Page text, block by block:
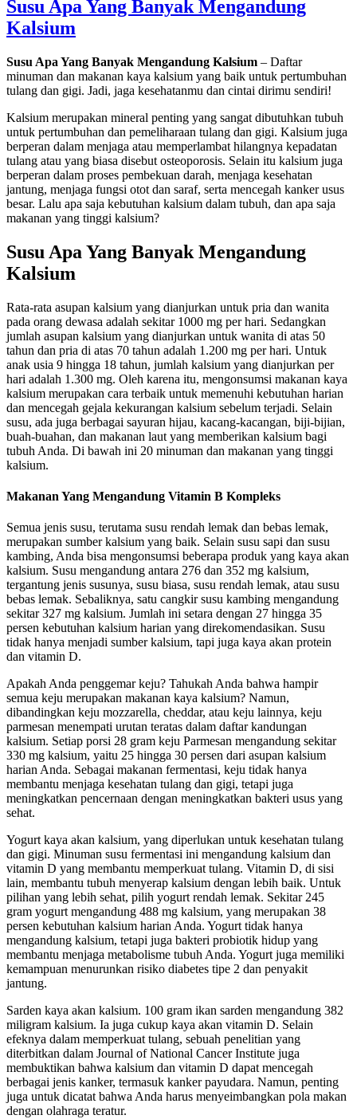
Susu Apa Yang Banyak Mengandung
Kalsium
Susu Apa Yang Banyak Mengandung Kalsium – Daftar
minuman dan makanan kaya kalsium yang baik untuk pertumbuhan
tulang dan gigi. Jadi, jaga kesehatanmu dan cintai dirimu sendiri!
Kalsium merupakan mineral penting yang sangat dibutuhkan tubuh
untuk pertumbuhan dan pemeliharaan tulang dan gigi. Kalsium juga
berperan dalam menjaga atau memperlambat hilangnya kepadatan
tulang atau yang biasa disebut osteoporosis. Selain itu kalsium juga
berperan dalam proses pembekuan darah, menjaga kesehatan
jantung, menjaga fungsi otot dan saraf, serta mencegah kanker usus
besar. Lalu apa saja kebutuhan kalsium dalam tubuh, dan apa saja
makanan yang tinggi kalsium?
Susu Apa Yang Banyak Mengandung
Kalsium
Rata-rata asupan kalsium yang dianjurkan untuk pria dan wanita
pada orang dewasa adalah sekitar 1000 mg per hari. Sedangkan
jumlah asupan kalsium yang dianjurkan untuk wanita di atas 50
tahun dan pria di atas 70 tahun adalah 1.200 mg per hari. Untuk
anak usia 9 hingga 18 tahun, jumlah kalsium yang dianjurkan per
hari adalah 1.300 mg. Oleh karena itu, mengonsumsi makanan kaya
kalsium merupakan cara terbaik untuk memenuhi kebutuhan harian
dan mencegah gejala kekurangan kalsium sebelum terjadi. Selain
susu, ada juga berbagai sayuran hijau, kacang-kacangan, biji-bijian,
buah-buahan, dan makanan laut yang memberikan kalsium bagi
tubuh Anda. Di bawah ini 20 minuman dan makanan yang tinggi
kalsium.
Makanan Yang Mengandung Vitamin B Kompleks
Semua jenis susu, terutama susu rendah lemak dan bebas lemak,
merupakan sumber kalsium yang baik. Selain susu sapi dan susu
kambing, Anda bisa mengonsumsi beberapa produk yang kaya akan
kalsium. Susu mengandung antara 276 dan 352 mg kalsium,
tergantung jenis susunya, susu biasa, susu rendah lemak, atau susu
bebas lemak. Sebaliknya, satu cangkir susu kambing mengandung
sekitar 327 mg kalsium. Jumlah ini setara dengan 27 hingga 35
persen kebutuhan kalsium harian yang direkomendasikan. Susu
tidak hanya menjadi sumber kalsium, tapi juga kaya akan protein
dan vitamin D.
Apakah Anda penggemar keju? Tahukah Anda bahwa hampir
semua keju merupakan makanan kaya kalsium? Namun,
dibandingkan keju mozzarella, cheddar, atau keju lainnya, keju
parmesan menempati urutan teratas dalam daftar kandungan
kalsium. Setiap porsi 28 gram keju Parmesan mengandung sekitar
330 mg kalsium, yaitu 25 hingga 30 persen dari asupan kalsium
harian Anda. Sebagai makanan fermentasi, keju tidak hanya
membantu menjaga kesehatan tulang dan gigi, tetapi juga
meningkatkan pencernaan dengan meningkatkan bakteri usus yang
sehat.
Yogurt kaya akan kalsium, yang diperlukan untuk kesehatan tulang
dan gigi. Minuman susu fermentasi ini mengandung kalsium dan
vitamin D yang membantu memperkuat tulang. Vitamin D, di sisi
lain, membantu tubuh menyerap kalsium dengan lebih baik. Untuk
pilihan yang lebih sehat, pilih yogurt rendah lemak. Sekitar 245
gram yogurt mengandung 488 mg kalsium, yang merupakan 38
persen kebutuhan kalsium harian Anda. Yogurt tidak hanya
mengandung kalsium, tetapi juga bakteri probiotik hidup yang
membantu menjaga metabolisme tubuh Anda. Yogurt juga memiliki
kemampuan menurunkan risiko diabetes tipe 2 dan penyakit
jantung.
Sarden kaya akan kalsium. 100 gram ikan sarden mengandung 382
miligram kalsium. Ia juga cukup kaya akan vitamin D. Selain
efeknya dalam memperkuat tulang, sebuah penelitian yang
diterbitkan dalam Journal of National Cancer Institute juga
membuktikan bahwa kalsium dan vitamin D dapat mencegah
berbagai jenis kanker, termasuk kanker payudara. Namun, penting
juga untuk dicatat bahwa Anda harus menyeimbangkan pola makan
dengan olahraga teratur.